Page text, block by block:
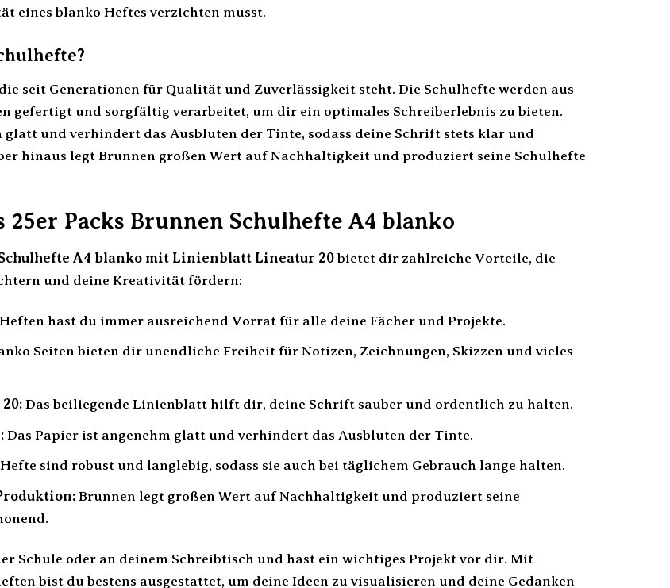
eines blanko Heftes verzichten musst.
seit Generationen für Qualität und Zuverlässigkeit steht. Die Schulhefte werden aus
gefertigt und sorgfältig verarbeitet, um dir ein optimales Schreiberlebnis zu bieten.
glatt und verhindert das Ausbluten der Tinte, sodass deine Schrift stets klar und
hinaus legt Brunnen großen Wert auf Nachhaltigkeit und produziert seine Schulhefte
25er Packs Brunnen Schulhefte A4 blanko
A4 blanko mit Linienblatt Lineatur 20 bietet dir zahlreiche Vorteile, die
und deine Kreativität fördern:
hast du immer ausreichend Vorrat für alle deine Fächer und Projekte.
Seiten bieten dir unendliche Freiheit für Notizen, Zeichnungen, Skizzen und vieles
Das beiliegende Linienblatt hilft dir, deine Schrift sauber und ordentlich zu halten.
Das Papier ist angenehm glatt und verhindert das Ausbluten der Tinte.
sind robust und langlebig, sodass sie auch bei täglichem Gebrauch lange halten.
Brunnen legt großen Wert auf Nachhaltigkeit und produziert seine
Schule oder an deinem Schreibtisch und hast ein wichtiges Projekt vor dir. Mit
bist du bestens ausgestattet, um deine Ideen zu visualisieren und deine Gedanken